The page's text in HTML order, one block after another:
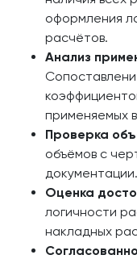
оформления
расчётов.
Анализ
применяемых
Проверка
объёмов с
документации.
Оценка
логичности
накладных